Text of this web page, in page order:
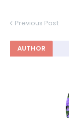
Previous Post
AUTHOR